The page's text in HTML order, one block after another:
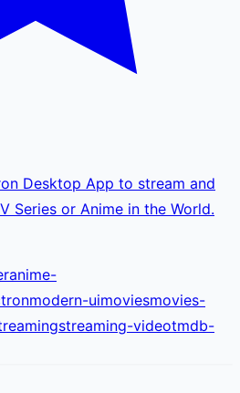
Desktop App to stream and
Series or Anime in the World.
anime-
modern-uimoviesmovies-
streaming-videotmdb-